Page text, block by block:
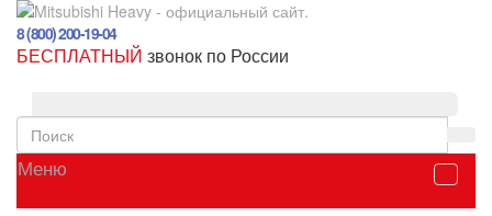
8 (800) 200-19-04
БЕСПЛАТНЫЙ звонок по России
Меню